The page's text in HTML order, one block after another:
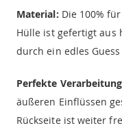
Material: Die 100%
Hülle ist gefertigt aus
durch ein edles Guess
Perfekte
äußeren Einflüssen
Rückseite ist weiter